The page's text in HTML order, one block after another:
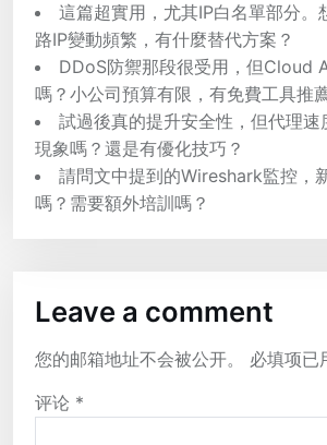
這篇超實用，尤其IP白名單部分。
路IP變動頻繁，有什麼替代方案？
DDoS防禦那段很受用，但Cloud
嗎？小公司預算有限，有免費工具推
試過後真的提升安全性，但代理速
現象嗎？還是有優化技巧？
請問文中提到的Wireshark監控，
嗎？需要額外培訓嗎？
Leave a comment
您的邮箱地址不会被公开。 必填项已
评论 *